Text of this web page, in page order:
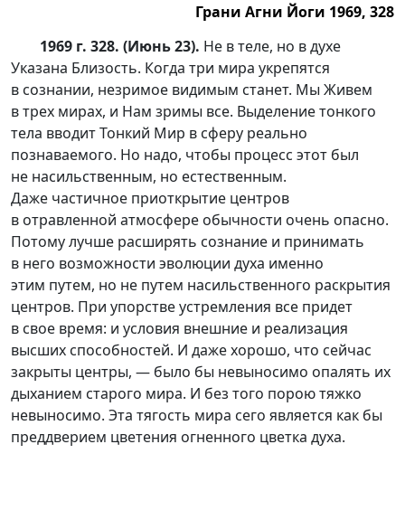
Грани Агни Йоги 1969, 328
1969 г. 328. (Июнь 23). Не в теле, но в духе
Указана Близость. Когда три мира укрепятся
в сознании, незримое видимым станет. Мы Живем
в трех мирах, и Нам зримы все. Выделение тонкого
тела вводит Тонкий Мир в сферу реально
познаваемого. Но надо, чтобы процесс этот был
не насильственным, но естественным.
Даже частичное приоткрытие центров
в отравленной атмосфере обычности очень опасно.
Потому лучше расширять сознание и принимать
в него возможности эволюции духа именно
этим путем, но не путем насильственного раскрытия
центров. При упорстве устремления все придет
в свое время: и условия внешние и реализация
высших способностей. И даже хорошо, что сейчас
закрыты центры, — было бы невыносимо опалять их
дыханием старого мира. И без того порою тяжко
невыносимо. Эта тягость мира сего является как бы
преддверием цветения огненного цветка духа.